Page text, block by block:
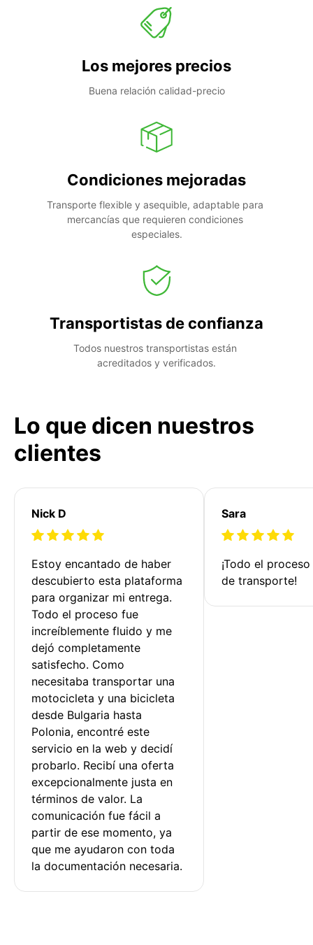
Los mejores precios
Buena relación calidad-precio
Condiciones mejoradas
Transporte flexible y asequible, adaptable para
mercancías que requieren condiciones
especiales.
Transportistas de confianza
Todos nuestros transportistas están
acreditados y verificados.
Lo que dicen nuestros
clientes
Nick D
Estoy encantado de haber
descubierto esta plataforma
para organizar mi entrega.
Todo el proceso fue
increíblemente fluido y me
dejó completamente
satisfecho. Como
necesitaba transportar una
motocicleta y una bicicleta
desde Bulgaria hasta
Polonia, encontré este
servicio en la web y decidí
probarlo. Recibí una oferta
excepcionalmente justa en
términos de valor. La
comunicación fue fácil a
partir de ese momento, ya
que me ayudaron con toda
la documentación necesaria.
Sara
¡Todo el
de transporte!